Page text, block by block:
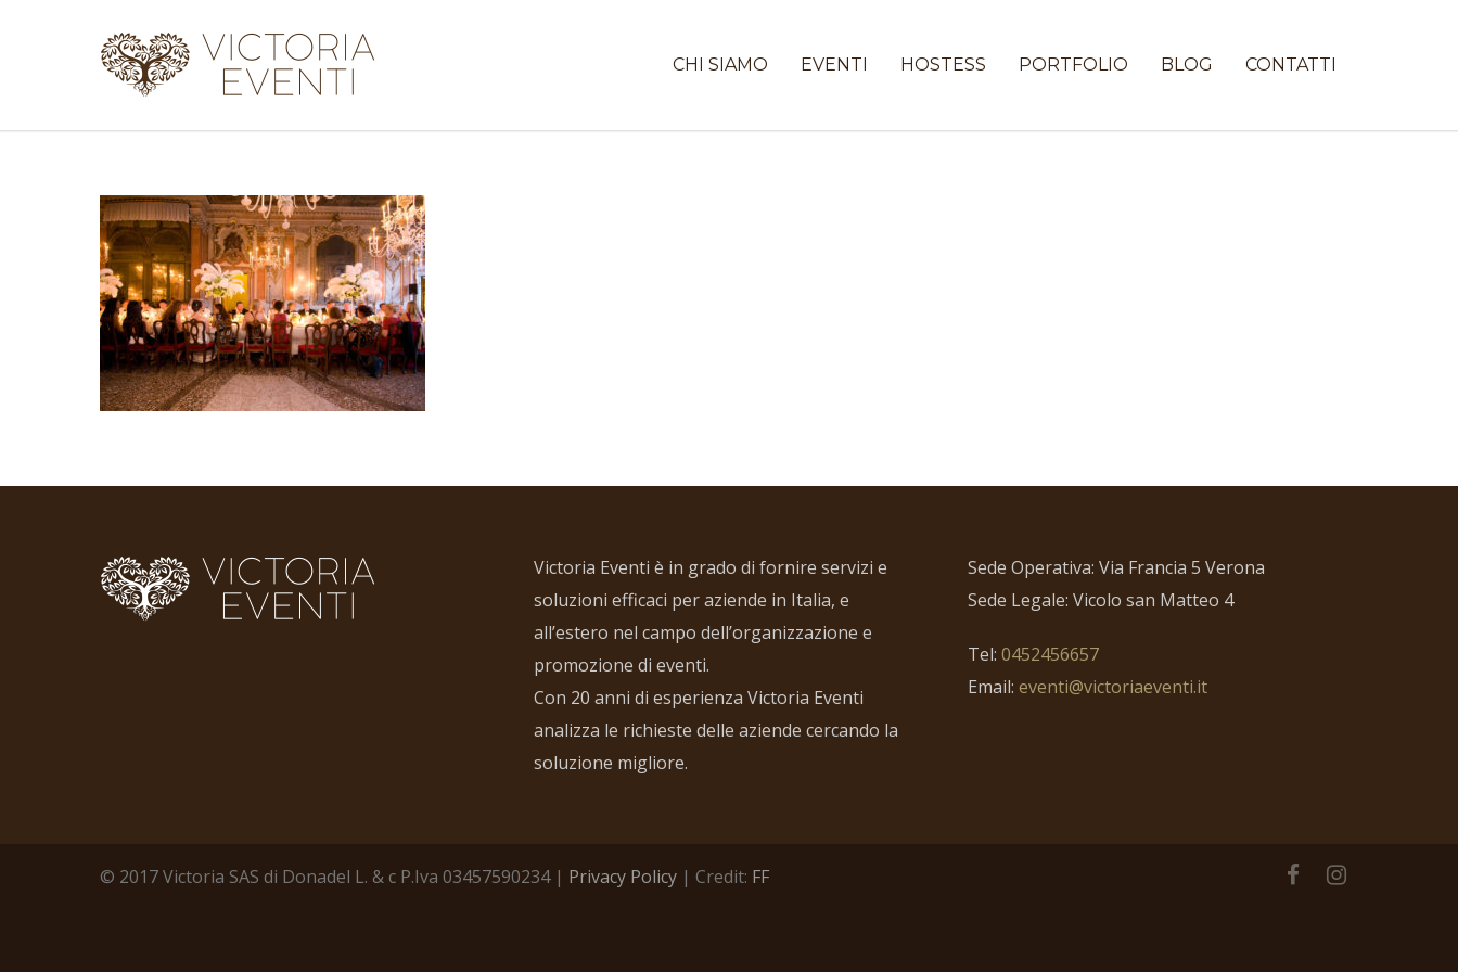
CHI SIAMO EVENTI HOSTESS PORTFOLIO BLOG CONTATTI
Victoria Eventi è in grado di fornire servizi e
soluzioni efficaci per aziende in Italia, e
all’estero nel campo dell’organizzazione e
promozione di eventi.
Con 20 anni di esperienza Victoria Eventi
analizza le richieste delle aziende cercando la
soluzione migliore.
Sede Operativa: Via Francia 5 Verona
Sede Legale: Vicolo san Matteo 4
Tel: 0452456657
Email: eventi@victoriaeventi.it
© 2017 Victoria SAS di Donadel L. & c P.Iva 03457590234 | Privacy Policy | Credit: FF